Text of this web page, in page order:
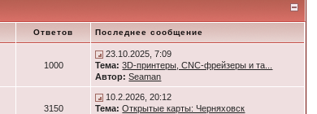
Ответов Последнее сообщение
1000
23.10.2025, 7:09
Тема: 3D-принтеры, CNC-фрейзеры и та...
Автор: Seaman
3150
10.2.2026, 20:12
Тема: Открытые карты: Черняховск